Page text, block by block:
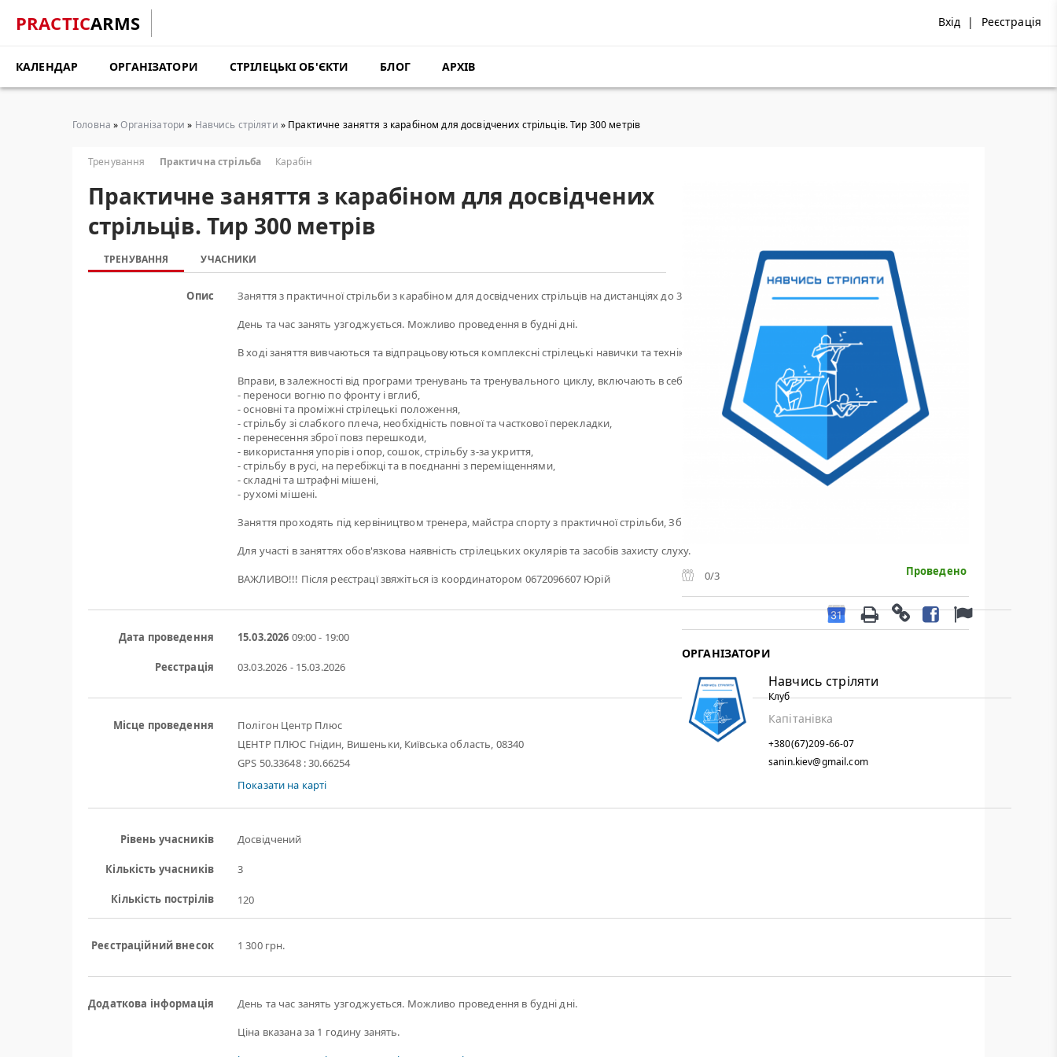
PRACTICARMS Вхід | Реєстрація
КАЛЕНДАР ОРГАНІЗАТОРИ СТРІЛЕЦЬКІ ОБ'ЄКТИ БЛОГ АРХІВ
Головна »Організатори » Навчись стріляти » Практичне заняття з карабіном для досвідчених стрільців. Тир 300 метрів
Тренування Практична стрільба Карабін
Практичне заняття з карабіном для досвідчених
стрільців. Тир 300 метрів
ТРЕНУВАННЯ УЧАСНИКИ
Опис
Заняття з практичної стрільби з карабіном для досвідчених стрільців на дистанціях до 300 м
День та час занять узгоджується. Можливо проведення в будні дні.
В ході заняття вивчаються та відпрацьовуються комплексні стрілецькі навички та техніки стрільби.
Вправи, в залежності від програми тренувань та тренувального циклу, включають в себе:
- переноси вогню по фронту і вглиб,
- основні та проміжні стрілецькі положення,
- стрільбу зі слабкого плеча, необхідність повної та часткової перекладки,
- перенесення зброї повз перешкоди,
- використання упорів і опор, сошок, стрільбу з-за укриття,
- стрільбу в русі, на перебіжці та в поєднанні з переміщеннями,
- складні та штрафні мішені,
- рухомі мішені.
Заняття проходять під кервіництвом тренера, майстра спорту з практичної стрільби, Збаранського Владислава
Для участі в заняттях обов'язкова наявність стрілецьких окулярів та засобів захисту слуху.
ВАЖЛИВО!!! Після реєстрацї звяжіться із координатором 0672096607 Юрій
Дата проведення 15.03.2026 09:00 - 19:00
Реєстрація 03.03.2026 - 15.03.2026
Місце проведення
Полігон Центр Плюс
ЦЕНТР ПЛЮС Гнідин, Вишеньки, Київська область, 08340
GPS 50.33648 : 30.66254
Показати на карті
Рівень учасників Досвідчений
Кількість учасників 3
Кількість пострілів 120
Реєстраційний внесок 1 300 грн.
Додаткова інформація
День та час занять узгоджується. Можливо проведення в будні дні.
Ціна вказана за 1 годину занять.
0/3 Проведено
ОРГАНІЗАТОРИ
Навчись стріляти
Клуб
Капітанівка
+380(67)209-66-07
sanin.kiev@gmail.com